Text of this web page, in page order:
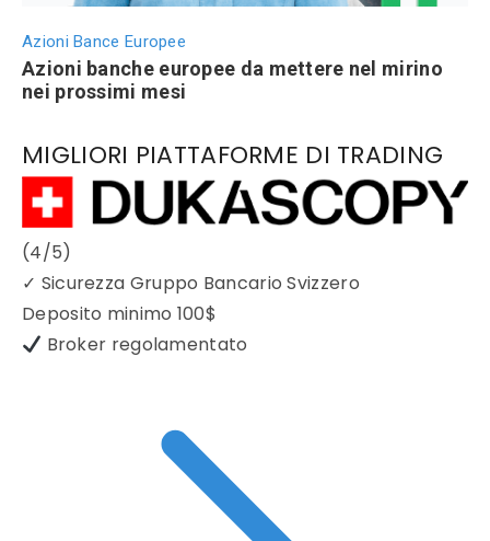
Azioni Bance Europee
Azioni banche europee da mettere nel mirino
nei prossimi mesi
MIGLIORI PIATTAFORME DI TRADING
(4/5)
✓ Sicurezza Gruppo Bancario Svizzero
Deposito minimo 100$
Broker regolamentato